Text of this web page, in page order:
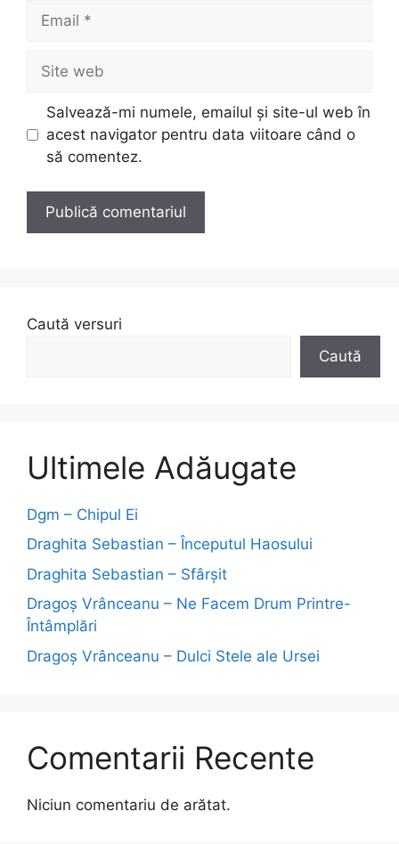
Email
Site
web
Salvează-mi numele, emailul și site-ul web în
acest navigator pentru data viitoare când o
să comentez.
Caută versuri
Caută
Ultimele Adăugate
Dgm – Chipul Ei
Draghita Sebastian – Începutul Haosului
Draghita Sebastian – Sfârșit
Dragoş Vrânceanu – Ne Facem Drum Printre-
Întâmplări
Dragoş Vrânceanu – Dulci Stele ale Ursei
Comentarii Recente
Niciun comentariu de arătat.